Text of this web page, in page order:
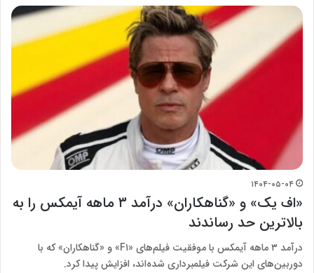
۱۴۰۴-۰۵-۰۴
«اف یک» و «گناهکاران» درآمد ۳ ماهه آیمکس را به
بالاترین حد رساندند
درآمد ۳ ماهه آیمکس با موفقیت فیلم‌های «F۱» و «گناهکاران» که با
دوربین‌های این شرکت فیلمبرداری شده‌اند، افزایش پیدا کرد.